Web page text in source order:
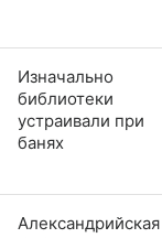
Изначально
библиотеки
устраивали при
банях
Александрийская